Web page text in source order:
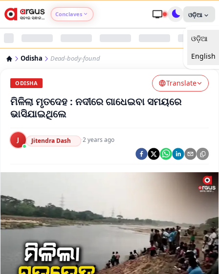
Conclaves
Argus Nari Shakti
Argus Swaad Odisha
ଓଡ଼ିଆ
ଓଡ଼ିଆ
English
Odisha Dead-body-found
ODISHA Translate
ମିଳିଲା ମୃତଦେହ : ନଦୀରେ ଗାଧେଇବା ସମୟରେ
ଭାସିଯାଇଥିଲେ
J Jitendra Dash ·2 years ago